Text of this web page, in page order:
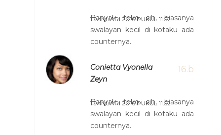
1 JANUARI 2016 PUKUL 11.52
Banyak toko sih, biasanya
swalayan kecil di kotaku ada
counternya.
Conietta Vyonella
Zeyn
1 JANUARI 2016 PUKUL 11.52
Banyak toko sih, biasanya
swalayan kecil di kotaku ada
counternya.